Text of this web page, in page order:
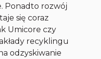
Ponadto rozwój
się coraz
Umicore czy
recyklingu
odzyskiwanie